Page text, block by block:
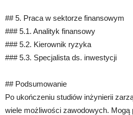
## 5. Praca w sektorze finansowym
### 5.1. Analityk finansowy
### 5.2. Kierownik ryzyka
### 5.3. Specjalista ds. inwestycji
## Podsumowanie
Po ukończeniu studiów inżynierii
wiele możliwości zawodowych.